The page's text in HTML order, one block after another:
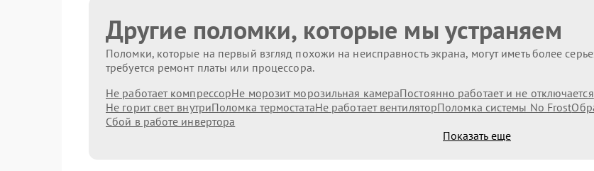
Другие поломки, которые мы устраняем
Поломки, которые на первый взгляд похожи на неисправность экрана, могут иметь более
требуется ремонт платы или процессора.
Не работает компрессорНе морозит морозильная камераПостоянно работает и не отключается
Не горит свет внутриПоломка термостатаНе работает вентиляторПоломка системы No Frost
Сбой в работе инвертора
Показать еще